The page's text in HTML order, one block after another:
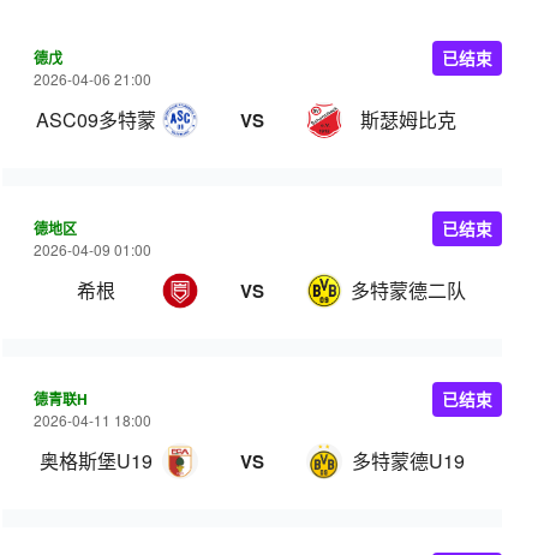
德戊
2026-04-06 21:00
ASC09多特蒙德 VS 斯瑟姆比克
已结束
德地区
2026-04-09 01:00
希根 VS 多特蒙德二队
已结束
德青联H
2026-04-11 18:00
奥格斯堡U19 VS 多特蒙德U19
已结束